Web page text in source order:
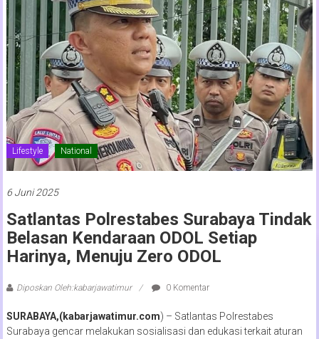
Media
Online
Jawa
Timur
Lifestyle National
6 Juni 2025
Satlantas Polrestabes Surabaya Tindak
Belasan Kendaraan ODOL Setiap
Harinya, Menuju Zero ODOL
Diposkan Oleh:kabarjawatimur 0 Komentar
SURABAYA,(kabarjawatimur.com) – Satlantas Polrestabes
Surabaya gencar melakukan sosialisasi dan edukasi terkait aturan